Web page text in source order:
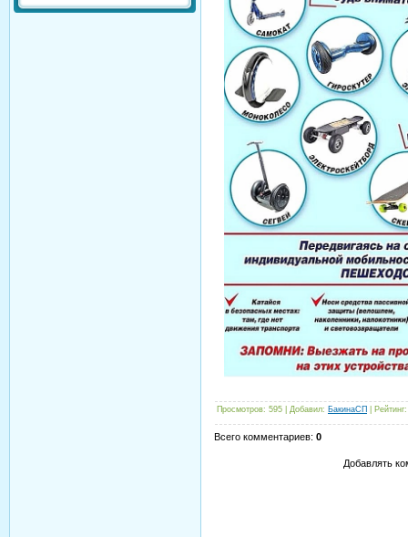
Просмотров: 595 Добавил: БакинаСП Рейтинг:
Всего комментариев: 0
Добавлять